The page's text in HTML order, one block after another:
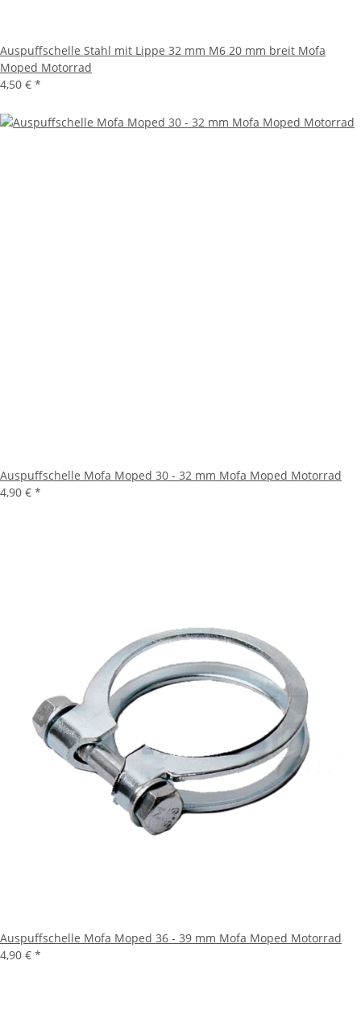
Auspuffschelle Stahl mit Lippe 32 mm M6 20 mm breit Mofa
Moped Motorrad
4,50 € *
Auspuffschelle Mofa Moped 30 - 32 mm Mofa Moped Motorrad
4,90 € *
Auspuffschelle Mofa Moped 36 - 39 mm Mofa Moped Motorrad
4,90 € *